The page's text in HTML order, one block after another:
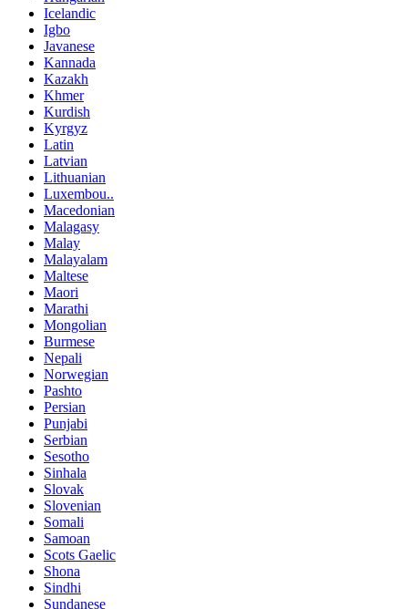
Icelandic
Igbo
Javanese
Kannada
Kazakh
Khmer
Kurdish
Kyrgyz
Latin
Latvian
Lithuanian
Luxembou..
Macedonian
Malagasy
Malay
Malayalam
Maltese
Maori
Marathi
Mongolian
Burmese
Nepali
Norwegian
Pashto
Persian
Punjabi
Serbian
Sesotho
Sinhala
Slovak
Slovenian
Somali
Samoan
Scots Gaelic
Shona
Sindhi
Sundanese